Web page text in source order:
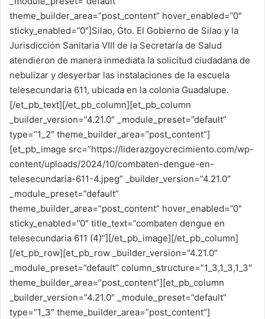
theme_builder_area=”post_content” hover_enabled=”0″
sticky_enabled=”0″]Silao, Gto. El Gobierno de Silao y la
Jurisdicción Sanitaria VIII de la Secretaría de Salud
atendieron de manera inmediata la solicitud ciudadana de
nebulizar y desyerbar las instalaciones de la escuela
telesecundaria 611, ubicada en la colonia Guadalupe.
[/et_pb_text][/et_pb_column][et_pb_column
_builder_version=”4.21.0″ _module_preset=”default”
type=”1_2″ theme_builder_area=”post_content”]
[et_pb_image src=”https://liderazgoycrecimiento.com/wp-
content/uploads/2024/10/combaten-dengue-en-
telesecundaria-611-4.jpeg” _builder_version=”4.21.0″
_module_preset=”default”
theme_builder_area=”post_content” hover_enabled=”0″
sticky_enabled=”0″ title_text=”combaten dengue en
telesecundaria 611 (4)”][/et_pb_image][/et_pb_column]
[/et_pb_row][et_pb_row _builder_version=”4.21.0″
_module_preset=”default” column_structure=”1_3,1_3,1_3″
theme_builder_area=”post_content”][et_pb_column
_builder_version=”4.21.0″ _module_preset=”default”
type=”1_3″ theme_builder_area=”post_content”]